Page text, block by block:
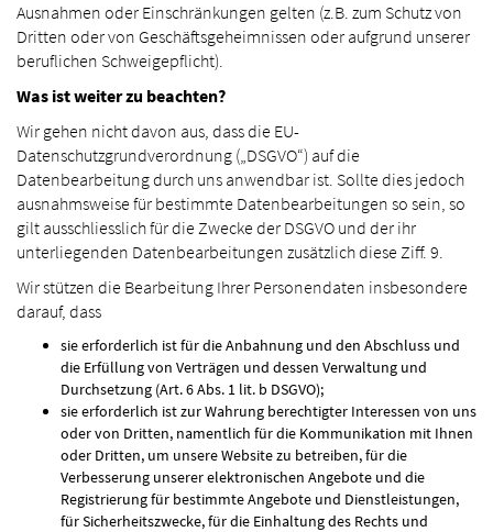
Ausnahmen oder Einschränkungen gelten (z.B. zum Schutz von
Dritten oder von Geschäftsgeheimnissen oder aufgrund unserer
beruflichen Schweigepflicht).
Was ist weiter zu beachten?
Wir gehen nicht davon aus, dass die EU-
Datenschutzgrundverordnung („DSGVO“) auf die
Datenbearbeitung durch uns anwendbar ist. Sollte dies jedoch
ausnahmsweise für bestimmte Datenbearbeitungen so sein, so
gilt ausschliesslich für die Zwecke der DSGVO und der ihr
unterliegenden Datenbearbeitungen zusätzlich diese Ziff. 9.
Wir stützen die Bearbeitung Ihrer Personendaten insbesondere
darauf, dass
sie erforderlich ist für die Anbahnung und den Abschluss und
die Erfüllung von Verträgen und dessen Verwaltung und
Durchsetzung (Art. 6 Abs. 1 lit. b DSGVO);
sie erforderlich ist zur Wahrung berechtigter Interessen von uns
oder von Dritten, namentlich für die Kommunikation mit Ihnen
oder Dritten, um unsere Website zu betreiben, für die
Verbesserung unserer elektronischen Angebote und die
Registrierung für bestimmte Angebote und Dienstleistungen,
für Sicherheitszwecke, für die Einhaltung des Rechts und